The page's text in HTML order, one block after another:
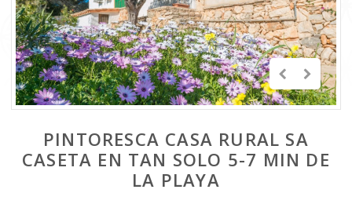
PINTORESCA CASA RURAL SA
CASETA EN TAN SOLO 5-7 MIN DE
LA PLAYA